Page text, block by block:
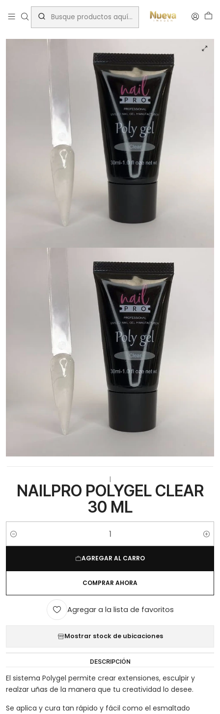
Insumos Manicure PolyGel NAILPRO POLYGEL CLEAR 30 ML
NAILPRO POLYGEL CLEAR
30 ML
Cantidad
AGREGAR AL CARRO
COMPRAR AHORA
Agregar a la lista de favoritos
Mostrar stock de ubicaciones
DESCRIPCIÓN
El sistema Polygel permite crear extensiones, esculpir y
realzar uñas de la manera que tu creatividad lo desee.
Se aplica y cura tan rápido y fácil como el esmaltado